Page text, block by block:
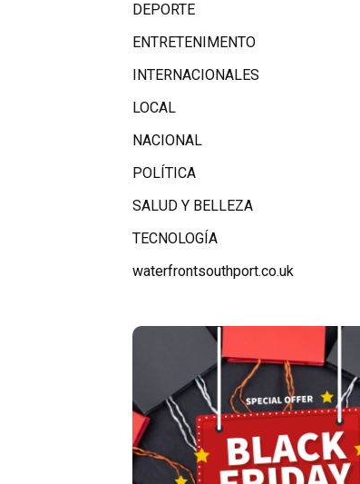
DEPORTE
ENTRETENIMENTO
INTERNACIONALES
LOCAL
NACIONAL
POLÍTICA
SALUD Y BELLEZA
TECNOLOGÍA
waterfrontsouthport.co.uk